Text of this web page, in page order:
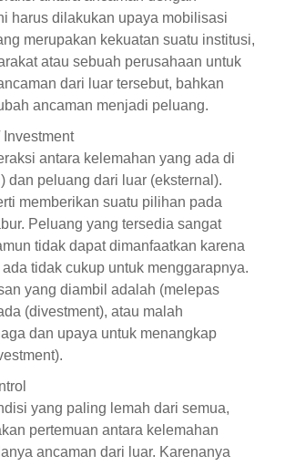
harus dilakukan upaya mobilisasi
merupakan kekuatan suatu institusi,
atau sebuah perusahaan untuk
dari luar tersebut, bahkan
ancaman menjadi peluang.
antara kelemahan yang ada di
dan peluang dari luar (eksternal).
memberikan suatu pilihan pada
Peluang yang tersedia sangat
tidak dapat dimanfaatkan karena
tidak cukup untuk menggarapnya.
yang diambil adalah (melepas
(divestment), atau malah
dan upaya untuk menangkap
yang paling lemah dari semua,
pertemuan antara kelemahan
ancaman dari luar. Karenanya